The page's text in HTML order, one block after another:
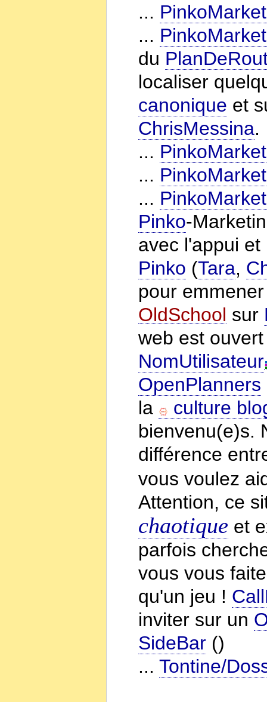
...
...
du
localiser
canonique et
ChrisMessina.
...
...
...
Pinko-
avec l'appui
Pinko (Tara,
pour
OldSchool sur
web est
NomUtilisateur
OpenPlanners
la
culture
bienvenu(e)s.
différence
vous voulez
Attention, ce
chaotique et
parfois
vous vous
qu'un jeu !
inviter sur un
SideBar ()
...Tontine/